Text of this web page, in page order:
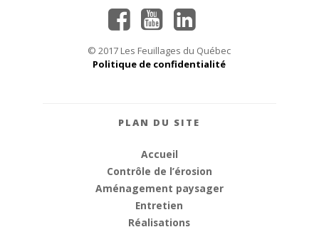
© 2017 Les Feuillages du Québec
Politique de confidentialité
PLAN DU SITE
Accueil
Contrôle de l’érosion
Aménagement paysager
Entretien
Réalisations